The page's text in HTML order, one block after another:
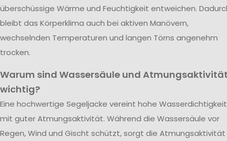
überschüssige Wärme und Feuchtigkeit entweichen.
bleibt das Körperklima auch bei aktiven Manövern,
wechselnden Temperaturen und langen Törns angenehm
trocken.
Warum sind Wassersäule und
wichtig?
Eine hochwertige Segeljacke vereint hohe Wasserdichtigkeit
mit guter Atmungsaktivität. Während die Wassersäule vor
Regen, Wind und Gischt schützt, sorgt die Atmungsaktivität